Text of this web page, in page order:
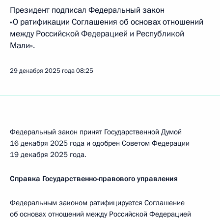
Президент подписал Федеральный закон
«О ратификации Соглашения об основах отношений
между Российской Федерацией и Республикой
Мали».
29 декабря 2025 года08:25
Федеральный закон принят Государственной Думой
16 декабря 2025 года и одобрен Советом Федерации
19 декабря 2025 года.
Справка Государственно-правового управления
Федеральным законом ратифицируется Соглашение
об основах отношений между Российской Федерацией